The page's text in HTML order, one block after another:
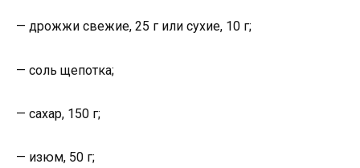
— дрожжи свежие, 25 г или сухие, 10 г;
— соль щепотка;
— сахар, 150 г;
— изюм, 50 г;